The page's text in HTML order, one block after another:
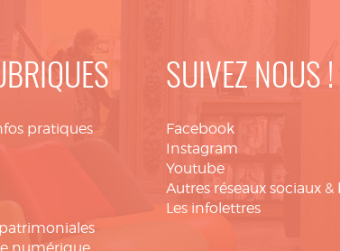
pratiques
SUIVEZ NOUS !
Facebook
Instagram
Youtube
Autres réseaux sociaux &
Les infolettres